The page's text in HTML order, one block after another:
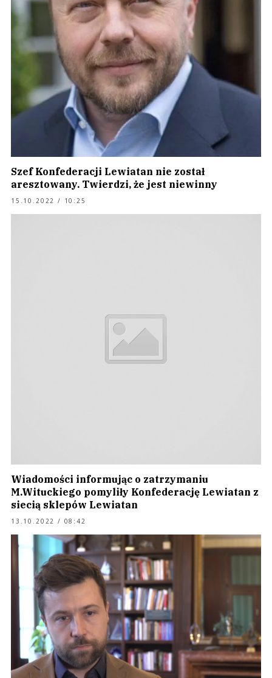
Szef Konfederacji Lewiatan nie został
aresztowany. Twierdzi, że jest niewinny
15.10.2022 / 10:25
Wiadomości informując o zatrzymaniu
M.Wituckiego pomyliły Konfederację Lewiatan z
siecią sklepów Lewiatan
13.10.2022 / 08:42